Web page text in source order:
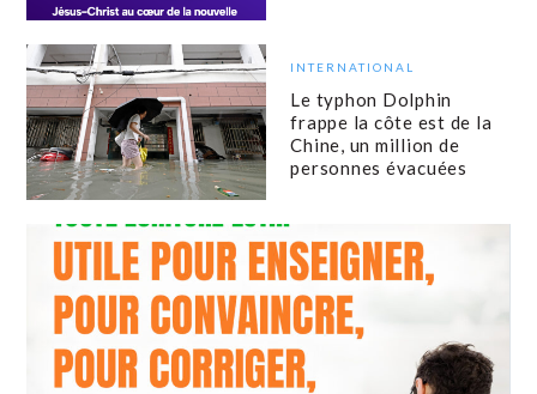
INTERNATIONAL
Le typhon Dolphin
frappe la côte est de la
Chine, un million de
personnes évacuées